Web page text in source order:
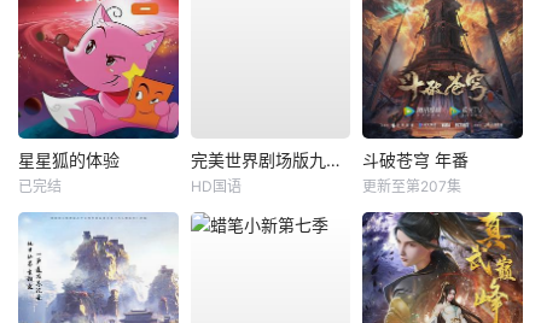
星星狐的体验
已完结
完美世界剧场版九劫焚天
HD国语
斗破苍穹 年番
更新至第207集